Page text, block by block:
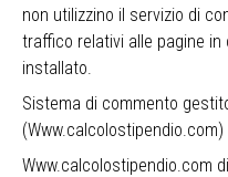
non utilizzino il servizio di
traffico relativi alle pagine
installato.
Sistema di commento
(Www.calcolostipendio.com)
Www.calcolostipendio.com